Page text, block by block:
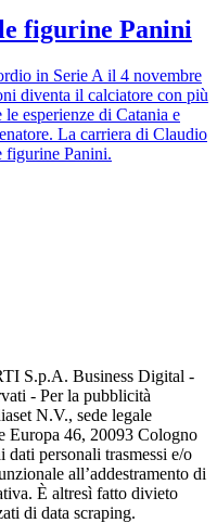
figurine Panini
in Serie A il 4 novembre
diventa il calciatore con più
esperienze di Catania e
La carriera di Claudio
figurine Panini.
S.p.A. Business Digital -
- Per la pubblicità
N.V., sede legale
Europa 46, 20093 Cologno
dati personali trasmessi e/o
all’addestramento di
È altresì fatto divieto
di data scraping.